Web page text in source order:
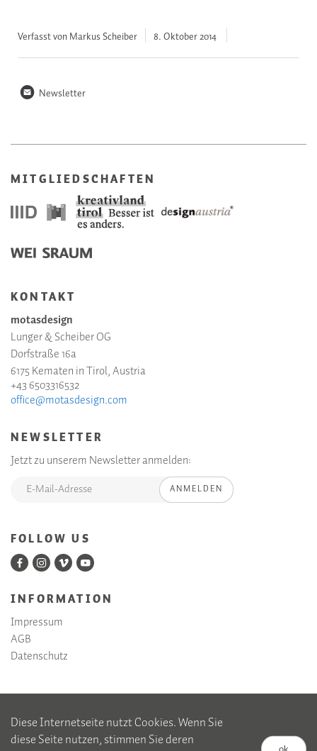
Verfasst von Markus Scheiber 8. Oktober2014
n Newsletter
MITGLIEDSCHAFTEN
KONTAKT
motasdesign
Lunger & Scheiber OG
Dorfstraße 16a
6175 Kematen in Tirol, Austria
+43 6503316532
office@motasdesign.com
NEWSLETTER
Jetzt zu unserem Newsletter anmelden:
ANMELDEN
FOLLOW US
INFORMATION
Impressum
AGB
Datenschutz
Diese Internetseite nutzt Cookies. Wenn Sie
diese Seite nutzen, stimmen Sie deren
ok